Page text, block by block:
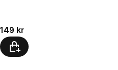
Pris: 149 kr
149 kr